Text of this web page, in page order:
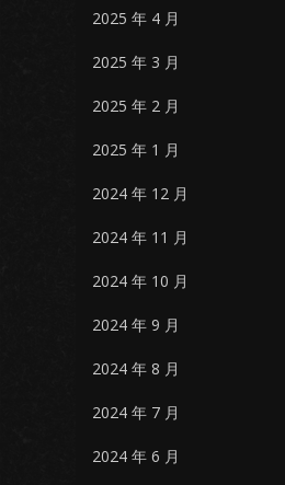
2025 年 4 月
2025 年 3 月
2025 年 2 月
2025 年 1 月
2024 年 12 月
2024 年 11 月
2024 年 10 月
2024 年 9 月
2024 年 8 月
2024 年 7 月
2024 年 6 月